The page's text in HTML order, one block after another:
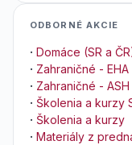
ODBORNÉ AKCIE
· Domáce (SR a
· Zahraničné - EHA
· Zahraničné - ASH
· Školenia a kurzy
· Školenia a kurzy
· Materiály z